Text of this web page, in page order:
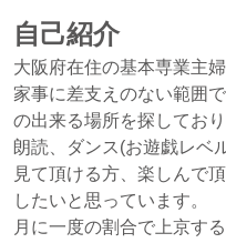
自己紹介
大阪府在住の基本専業主婦
家事に差支えのない範囲
の出来る場所を探しており
朗読、ダンス(お遊戯レベ
見て頂ける方、楽しんで
したいと思っています。
月に一度の割合で上京す